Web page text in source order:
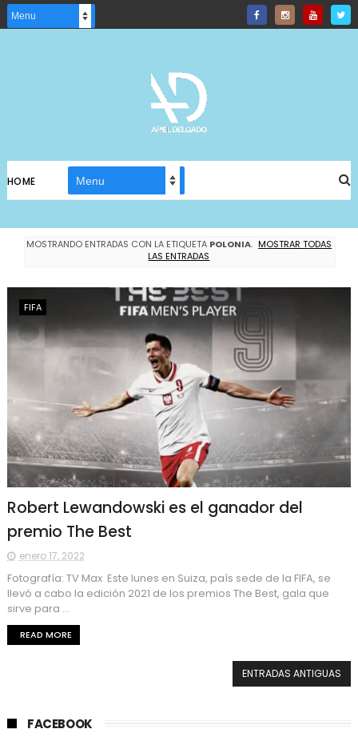
HOME
MOSTRANDO ENTRADAS CON LA ETIQUETA POLONIA. MOSTRAR TODAS
LAS ENTRADAS
FIFA
Robert Lewandowski es el ganador del
premio The Best
enero 17, 2022
Fotografía: TV Max Este lunes en Suiza, país sede de la FIFA, se
llevó a cabo la edición 2021 de los premios The Best, gala que
sirve para ...
READ MORE
ENTRADAS ANTIGUAS
FACEBOOK